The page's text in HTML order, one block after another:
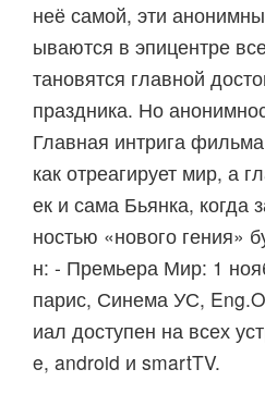
неё самой, эти
ываются в эпицентре
тановятся главной
праздника. Но
Главная интрига
как отреагирует мир, а
ек и сама Бьянка, когда
ностью «нового гения»
н: - Премьера Мир: 1
парис, Синема УС,
иал доступен на всех
e, android и smartTV.